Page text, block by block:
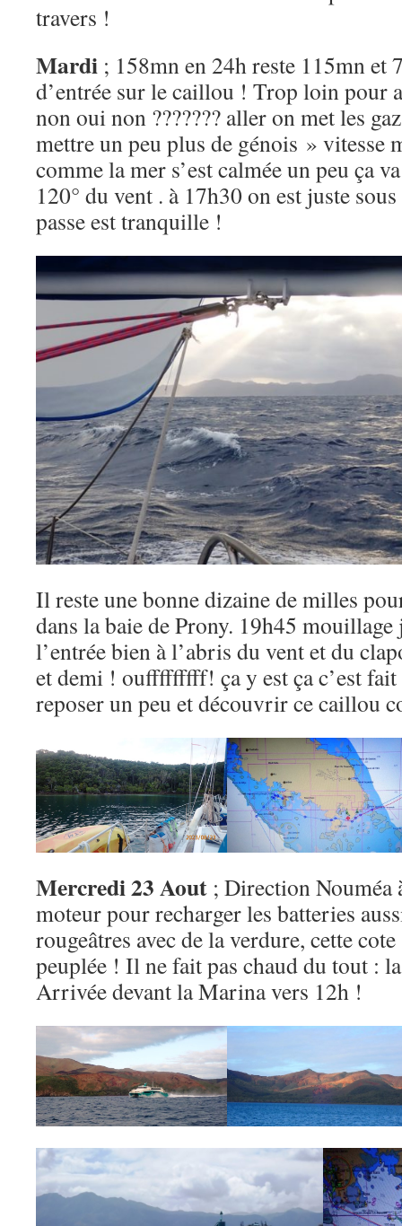
travers !
Mardi ; 158mn en 24h reste 115mn et
d’entrée sur le caillou ! Trop loin pour
non oui non ??????? aller on met les
mettre un peu plus de génois » vitesse
comme la mer s’est calmée un peu ça
120° du vent . à 17h30 on est juste
passe est tranquille !
Il reste une bonne dizaine de milles
dans la baie de Prony. 19h45
l’entrée bien à l’abris du vent et du
et demi ! oufffffffff! ça y est ça c’est
reposer un peu et découvrir ce caillou
Mercredi 23 Aout ; Direction Nouméa
moteur pour recharger les batteries
rougeâtres avec de la verdure, cette
peuplée ! Il ne fait pas chaud du tout :
Arrivée devant la Marina vers 12h !